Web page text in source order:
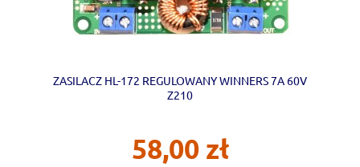
ZASILACZ HL-172 REGULOWANY WINNERS 7A 60V
Z210
58,00 zł